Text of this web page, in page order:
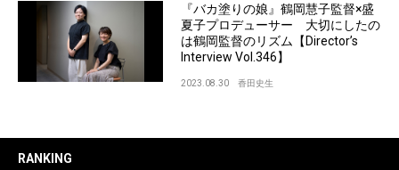
『バカ塗りの娘』鶴岡慧子監督×盛
夏子プロデューサー 大切にしたの
は鶴岡監督のリズム【Director’s
Interview Vol.346】
2023.08.30 香田史生
RANKING